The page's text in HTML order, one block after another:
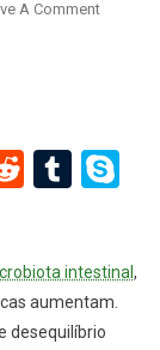
A CommentOn
Reddit
intestinal ,
aumentam.
desequilíbrio